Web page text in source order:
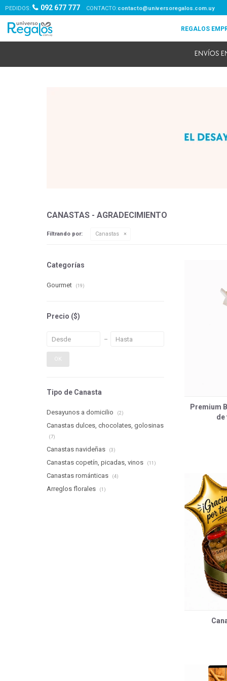
PEDIDOS: 092 677 777 contacto@universoregalos.com.uy
CANASTAS - AGRADECIMIENTO
Filtrando por: Canastas
Premium
de
Categorías
Gourmet (19)
Precio ($)
OK
Tipo de Canasta
Desayunos a domicilio (2)
Canastas dulces, chocolates, golosinas
(7)
Canastas navideñas (3)
Canastas copetín, picadas, vinos (11)
Canastas románticas (4)
Arreglos florales (1)